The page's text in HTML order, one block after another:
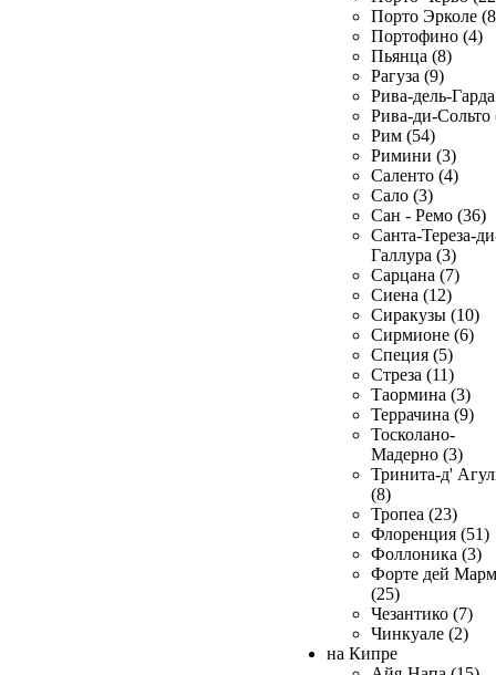
Порто Эрколе
Портофино (4)
Пьянца (8)
Рагуза (9)
Рива-дель-
Рива-ди-Сольто
Рим (54)
Римини (3)
Саленто (4)
Сало (3)
Сан - Ремо (36)
Санта-Тереза-
Галлура (3)
Сарцана (7)
Сиена (12)
Сиракузы (10)
Сирмионе (6)
Специя (5)
Стреза (11)
Таормина (3)
Террачина (9)
Тосколано-
Мадерно (3)
Тринита-д'
(8)
Тропеа (23)
Флоренция (51)
Фоллоника (3)
Форте дей
(25)
Чезантико (7)
Чинкуале (2)
на Кипре